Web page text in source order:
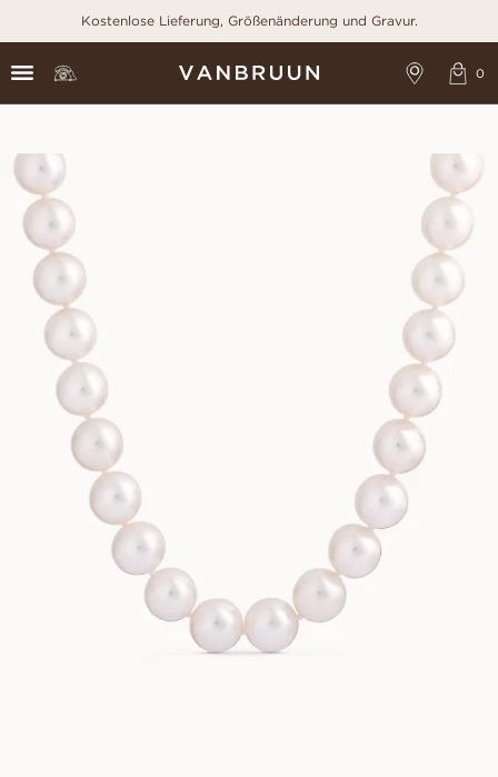
Kostenlose Lieferung, Größenänderung und Gravur.